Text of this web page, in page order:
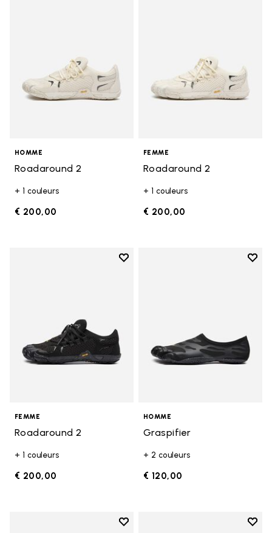
HOMME
Roadaround 2
+ 1 couleurs
€ 200,00
FEMME
Roadaround 2
+ 1 couleurs
€ 200,00
Add to wishlist
FEMME
Roadaround 2
+ 1 couleurs
€ 200,00
Add
HOMME
Graspifier
+ 2 couleurs
€ 120,00
Add to wishlist
Add